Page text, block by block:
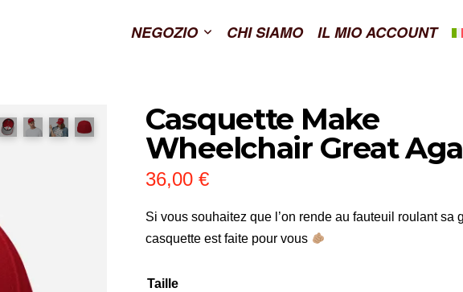
NEGOZIO CHI SIAMO IL MIO ACCOUNT
Casquette Make
Wheelchair Great
36,00 €
Si vous souhaitez que l’on rende au fauteuil roulant sa
casquette est faite pour vous
Taille